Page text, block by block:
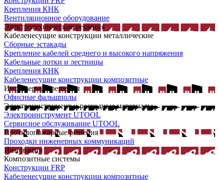
Крепления КНК
Вентиляционное оборудование
Электротехнические решения
Кабеленесущие конструкции металлические
Сборные эстакады
Крепление кабелей среднего и высокого напряжения
Кабельные лотки и лестницы
Крепления КНК
Кабеленесущие конструкции композитные
Интерьерные решения
Офисные фальшполы
Электроинструмент и расходные материалы
Электроинструмент UTOOL
Сервисное обслуживание UTOOL
Противопожарные решения
Проходки инженерных коммуникаций
Инновации
Композитные системы
Конструкции FRP
Кабеленесущие конструкции композитные